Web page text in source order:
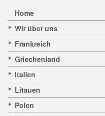
Home
Wir über uns
Frankreich
Griechenland
Italien
Litauen
Polen